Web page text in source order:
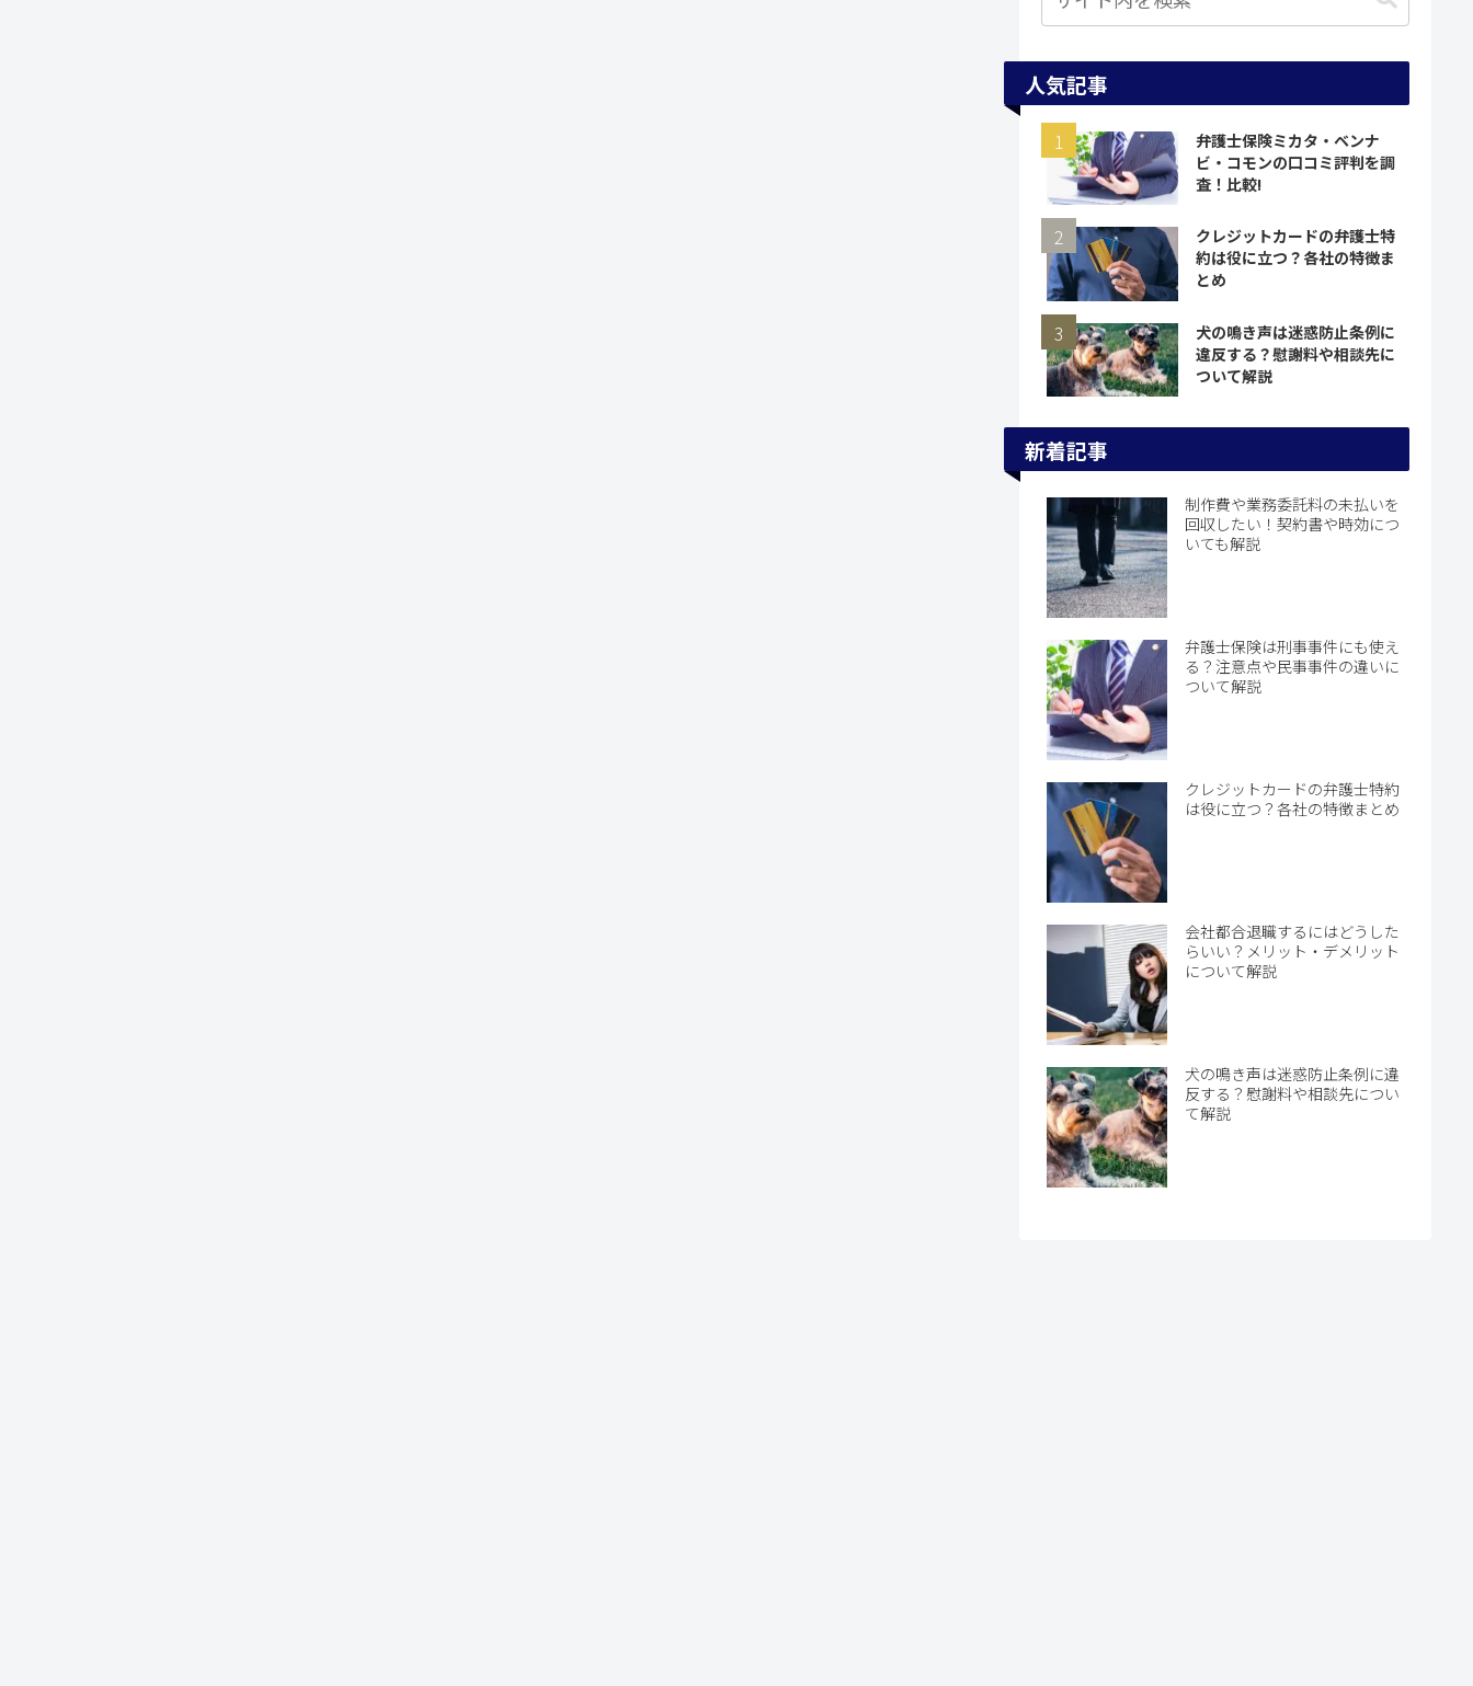
人気記事
弁護士保険ミカタ・ベンナ
ビ・コモンの口コミ評判を調
査！比較!
クレジットカードの弁護士特
約は役に立つ？各社の特徴ま
とめ
犬の鳴き声は迷惑防止条例に
違反する？慰謝料や相談先に
ついて解説
新着記事
制作費や業務委託料の未払いを
回収したい！契約書や時効につ
いても解説
弁護士保険は刑事事件にも使え
る？注意点や民事事件の違いに
ついて解説
クレジットカードの弁護士特約
は役に立つ？各社の特徴まとめ
会社都合退職するにはどうした
らいい？メリット・デメリット
について解説
犬の鳴き声は迷惑防止条例に違
反する？慰謝料や相談先につい
て解説